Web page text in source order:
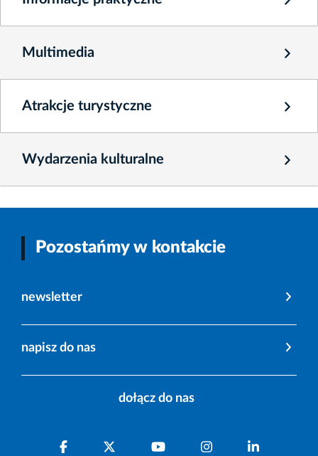
Multimedia
Atrakcje turystyczne
Wydarzenia kulturalne
Pozostańmy w kontakcie
newsletter
napisz do nas
dołącz do nas